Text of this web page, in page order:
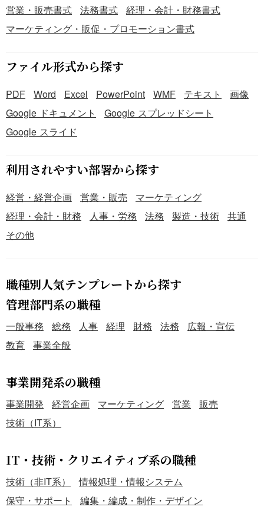
営業・販売書式
法務書式
経理・会計・財務書式
マーケティング・販促・プロモーション書式
ファイル形式から探す
PDF Word Excel PowerPoint WMF テキスト
画像
Google ドキュメント
Google スプレッドシート
Google スライド
利用されやすい部署から探す
経営・経営企画 営業・販売
マーケティング
経理・会計・財務
人事・労務 法務 製造・技術
共通
その他
職種別人気テンプレートから探す
管理部門系の職種
一般事務 総務 人事 経理 財務 法務
広報・宣伝
教育
事業全般
事業開発系の職種
事業開発 経営企画 マーケティング 営業
販売
技術（IT系）
IT・技術・クリエイティブ系の職種
技術（非IT系）
情報処理・情報システム
保守・サポート
編集・編成・制作・デザイン